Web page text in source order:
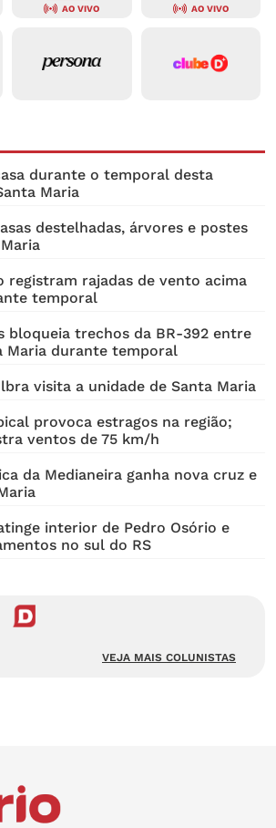
AO VIVO AO VIVO
durante o temporal desta
Maria
destelhadas, árvores e postes
registram rajadas de vento acima
temporal
bloqueia trechos da BR-392 entre
Maria durante temporal
visita a unidade de Santa Maria
provoca estragos na região;
ventos de 75 km/h
da Medianeira ganha nova cruz e
interior de Pedro Osório e
no sul do RS
VEJA MAIS COLUNISTAS